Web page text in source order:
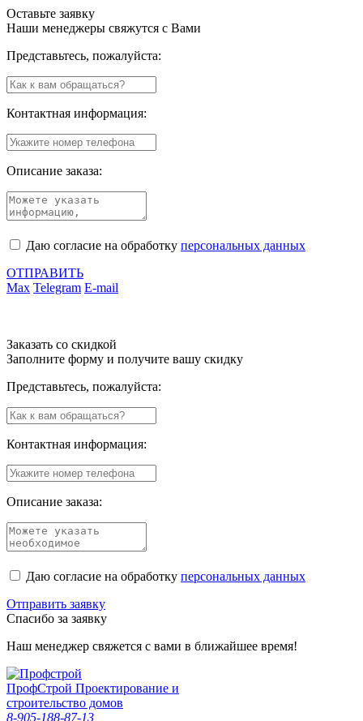
Оставьте заявку
Наши менеджеры свяжутся с Вами
Представьтесь, пожалуйста:
Контактная информация:
Описание заказа:
Даю согласие на обработку персональных данных
ОТПРАВИТЬ
Max Telegram E-mail
Заказать со скидкой
Заполните форму и получите вашу скидку
Представьтесь, пожалуйста:
Контактная информация:
Описание заказа:
Даю согласие на обработку персональных данных
Отправить заявку
Спасибо за заявку
Наш менеджер свяжется с вами в ближайшее время!
ПрофСтрой Проектирование и
строительство домов
8-905-188-87-13